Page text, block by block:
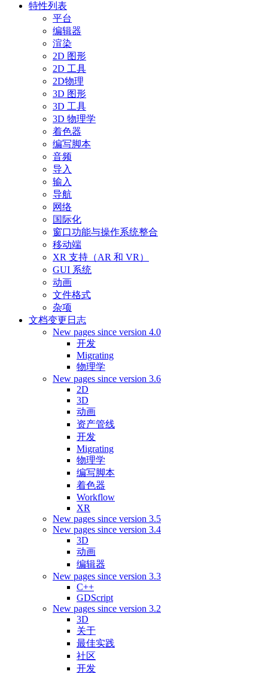
特性列表
平台
编辑器
渲染
2D 图形
2D 工具
2D物理
3D 图形
3D 工具
3D 物理学
着色器
编写脚本
音频
导入
输入
导航
网络
国际化
窗口功能与操作系统整合
移动端
XR 支持（AR 和 VR）
GUI 系统
动画
文件格式
杂项
文档变更日志
New pages since version 4.0
开发
Migrating
物理学
New pages since version 3.6
2D
3D
动画
资产管线
开发
Migrating
物理学
编写脚本
着色器
Workflow
XR
New pages since version 3.5
New pages since version 3.4
3D
动画
编辑器
New pages since version 3.3
C++
GDScript
New pages since version 3.2
3D
关于
最佳实践
社区
开发